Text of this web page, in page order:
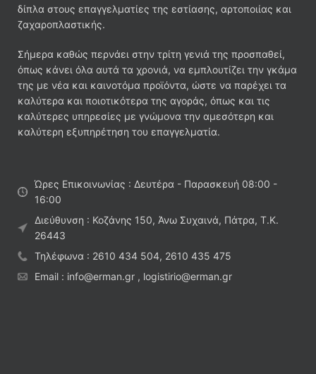
δίπλα στους επαγγελματίες της εστίασης, αρτοποιίας και
ζαχαροπλαστικής.
Σήμερα καθώς περνάει στην τρίτη γενιά της προσπαθεί,
όπως κάνει όλα αυτά τα χρονιά, να εμπλουτίζει την γκάμα
της με νέα και καινοτόμα προϊόντα, ώστε να παρέχει τα
καλύτερα και ποιοτικότερα της αγοράς, όπως και τις
καλύτερες υπηρεσίες με γνώμονα την αμεσότερη και
καλύτερη εξυπηρέτηση του επαγγελματία.
Ώρες Επικοινωνίας : Δευτέρα - Παρασκευή 08:00 -
16:00
Διεύθυνση : Κοζάνης 150, Άνω Συχαινά, Πάτρα, Τ.Κ.
26443
Τηλέφωνα : 2610 434 504, 2610 435 475
Email : info@erman.gr , logistirio@erman.gr